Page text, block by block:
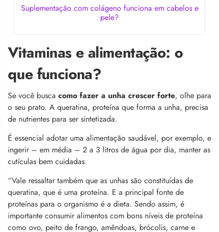
Suplementação com colágeno funciona em cabelos e
pele?
Vitaminas e alimentação: o
que funciona?
Se você busca como fazer a unha crescer forte, olhe para
o seu prato. A queratina, proteína que forma a unha, precisa
de nutrientes para ser sintetizada.
É essencial adotar uma alimentação saudável, por exemplo, e
ingerir – em média – 2 a 3 litros de água por dia, manter as
cutículas bem cuidadas.
“Vale ressaltar também que as unhas são constituídas de
queratina, que é uma proteína. E a principal fonte de
proteínas para o organismo é a dieta. Sendo assim, é
importante consumir alimentos com bons níveis de proteína
como ovo, peito de frango, amêndoas, brócolis, carne e